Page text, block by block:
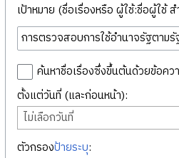
เป้าหมาย (ชื่อเรื่องหรือ ผู้ใช้:ชื่อผู้ใช้ ส
ค้นหาชื่อเรื่องซึ่งขึ้นต้นด้วยข้อคว
ตั้งแต่วันที่ (และก่อนหน้า):
ไม่เลือกวันที่
ตัวกรองป้ายระบุ: